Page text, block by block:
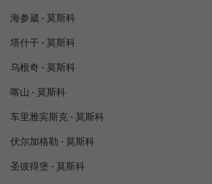
海参崴 - 莫斯科
塔什干 - 莫斯科
乌根奇 - 莫斯科
喀山 - 莫斯科
车里雅宾斯克 - 莫斯科
伏尔加格勒 - 莫斯科
圣彼得堡 - 莫斯科